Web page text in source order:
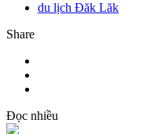
du lịch Đăk Lăk
Share
Đọc nhiều